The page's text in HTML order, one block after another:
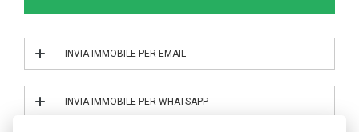
INVIA IMMOBILE PER EMAIL
INVIA IL RIF. 2/26003
INVIA IMMOBILE PER WHATSAPP
INVIA IL RIF. 2/26003